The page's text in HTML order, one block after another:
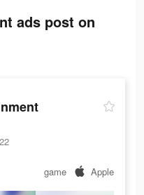
ads post on
game Apple